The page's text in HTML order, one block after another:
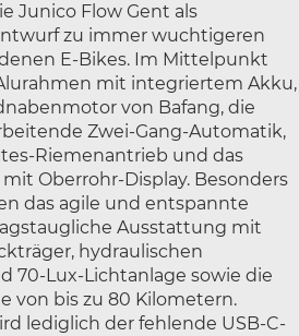
Junico Flow Gent als
zu immer wuchtigeren
E-Bikes. Im Mittelpunkt
mit integriertem Akku,
von Bafang, die
Zwei-Gang-Automatik,
Riemenantrieb und das
Oberrohr-Display. Besonders
das agile und entspannte
Ausstattung mit
hydraulischen
70-Lux-Lichtanlage sowie die
von bis zu 80 Kilometern.
lediglich der fehlende USB-C-